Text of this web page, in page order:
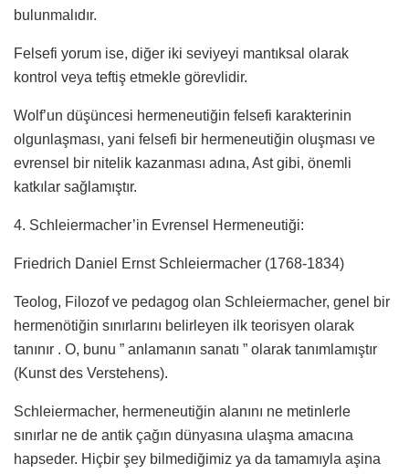
bulunmalıdır.
Felsefi yorum ise, diğer iki seviyeyi mantıksal olarak
kontrol veya teftiş etmekle görevlidir.
Wolf’un düşüncesi hermeneutiğin felsefi karakterinin
olgunlaşması, yani felsefi bir hermeneutiğin oluşması ve
evrensel bir nitelik kazanması adına, Ast gibi, önemli
katkılar sağlamıştır.
4. Schleiermacher’in Evrensel Hermeneutiği:
Friedrich Daniel Ernst Schleiermacher (1768-1834)
Teolog, Filozof ve pedagog olan Schleiermacher, genel bir
hermenötiğin sınırlarını belirleyen ilk teorisyen olarak
tanınır . O, bunu ” anlamanın sanatı ” olarak tanımlamıştır
(Kunst des Verstehens).
Schleiermacher, hermeneutiğin alanını ne metinlerle
sınırlar ne de antik çağın dünyasına ulaşma amacına
hapseder. Hiçbir şey bilmediğimiz ya da tamamıyla aşina